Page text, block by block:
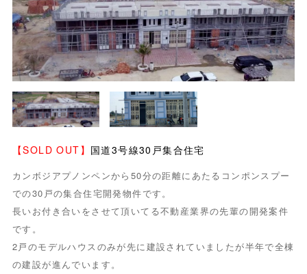
【SOLD OUT】 国道3号線30戸集合住宅
カンボジアプノンペンから50分の距離にあたるコンポンスプー
での30戸の集合住宅開発物件です。
長いお付き合いをさせて頂いてる不動産業界の先輩の開発案件
です。
2戸のモデルハウスのみが先に建設されていましたが半年で全棟
の建設が進んでいます。